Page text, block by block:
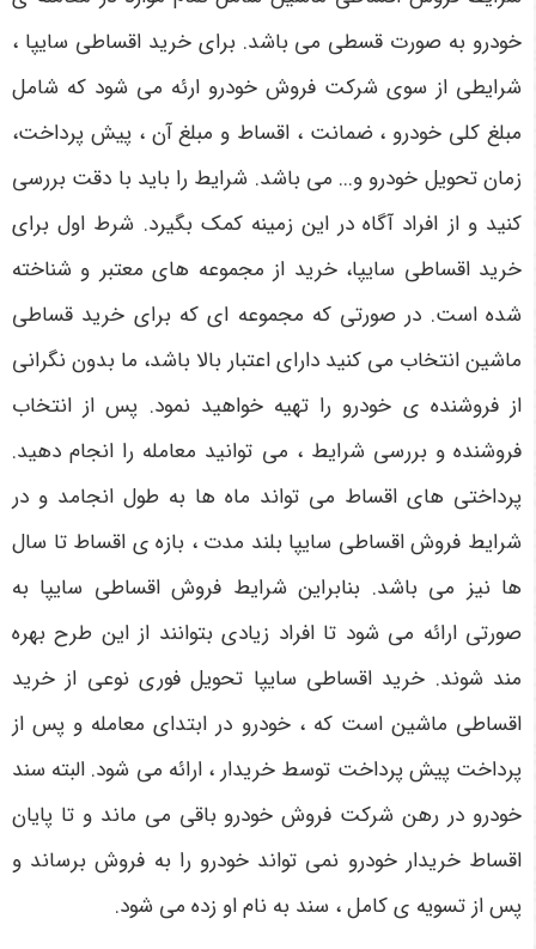
خودرو به صورت قسطی می باشد. برای خرید اقساطی سایپا ،
شرایطی از سوی شرکت فروش خودرو ارئه می شود که شامل
مبلغ کلی خودرو ، ضمانت ، اقساط و مبلغ آن ، پیش پرداخت،
زمان تحویل خودرو و... می باشد. شرایط را باید با دقت بررسی
کنید و از افراد آگاه در این زمینه کمک بگیرد. شرط اول برای
خرید اقساطی سایپا، خرید از مجموعه های معتبر و شناخته
شده است. در صورتی که مجموعه ای که برای خرید قساطی
ماشین انتخاب می کنید دارای اعتبار بالا باشد، ما بدون نگرانی
از فروشنده ی خودرو را تهیه خواهید نمود. پس از انتخاب
فروشنده و بررسی شرایط ، می توانید معامله را انجام دهید.
پرداختی های اقساط می تواند ماه ها به طول انجامد و در
شرایط فروش اقساطی سایپا بلند مدت ، بازه ی اقساط تا سال
ها نیز می باشد. بنابراین شرایط فروش اقساطی سایپا به
صورتی ارائه می شود تا افراد زیادی بتوانند از این طرح بهره
مند شوند. خرید اقساطی سایپا تحویل فوری نوعی از خرید
اقساطی ماشین است که ، خودرو در ابتدای معامله و پس از
پرداخت پیش پرداخت توسط خریدار ، ارائه می شود. البته سند
خودرو در رهن شرکت فروش خودرو باقی می ماند و تا پایان
اقساط خریدار خودرو نمی تواند خودرو را به فروش برساند و
پس از تسویه ی کامل ، سند به نام او زده می شود.